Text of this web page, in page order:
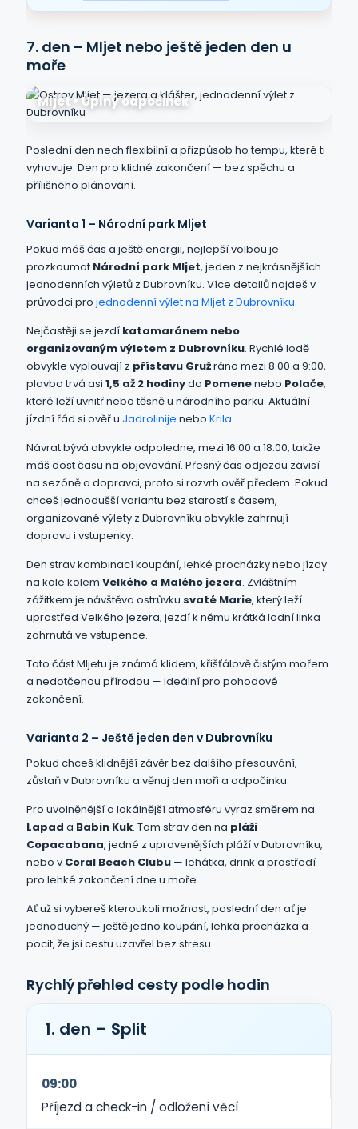
7. den – Mljet nebo ještě jeden den u
moře
Mljet • Úplný odpočinek
Poslední den nech flexibilní a přizpůsob ho tempu, které ti
vyhovuje. Den pro klidné zakončení — bez spěchu a
přílišného plánování.
Varianta 1 – Národní park Mljet
Pokud máš čas a ještě energii, nejlepší volbou je
prozkoumat Národní park Mljet, jeden z nejkrásnějších
jednodenních výletů z Dubrovníku. Více detailů najdeš v
průvodci pro jednodenní výlet na Mljet z Dubrovníku.
Nejčastěji se jezdí katamaránem nebo
organizovaným výletem z Dubrovníku. Rychlé lodě
obvykle vyplouvají z přístavu Gružráno mezi 8:00 a 9:00,
plavba trvá asi 1,5 až 2 hodinydo Pomenenebo Polače,
které leží uvnitř nebo těsně u národního parku. Aktuální
jízdní řád si ověř u Jadrolinije nebo Krila.
Návrat bývá obvykle odpoledne, mezi 16:00 a 18:00, takže
máš dost času na objevování. Přesný čas odjezdu závisí
na sezóně a dopravci, proto si rozvrh ověř předem. Pokud
chceš jednodušší variantu bez starostí s časem,
organizované výlety z Dubrovníku obvykle zahrnují
dopravu i vstupenky.
Den strav kombinací koupání, lehké procházky nebo jízdy
na kole kolem Velkého a Malého jezera. Zvláštním
zážitkem je návštěva ostrůvku svaté Marie, který leží
uprostřed Velkého jezera; jezdí k němu krátká lodní linka
zahrnutá ve vstupence.
Tato část Mljetu je známá klidem, křišťálově čistým mořem
a nedotčenou přírodou — ideální pro pohodové
zakončení.
Varianta 2 – Ještě jeden den v Dubrovníku
Pokud chceš klidnější závěr bez dalšího přesouvání,
zůstaň v Dubrovníku a věnuj den moři a odpočinku.
Pro uvolněnější a lokálnější atmosféru vyraz směrem na
Lapad a Babin Kuk. Tam strav den na pláži
Copacabana, jedné z upravenějších pláží v Dubrovníku,
nebo v Coral Beach Clubu — lehátka, drink a prostředí
pro lehké zakončení dne u moře.
Ať už si vybereš kteroukoli možnost, poslední den ať je
jednoduchý — ještě jedno koupání, lehká procházka a
pocit, že jsi cestu uzavřel bez stresu.
Rychlý přehled cesty podle hodin
1. den – Split
09:00
Příjezd a check-in / odložení věcí